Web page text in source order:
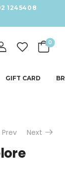
1245408
0
GIFT CARD
Prev Next